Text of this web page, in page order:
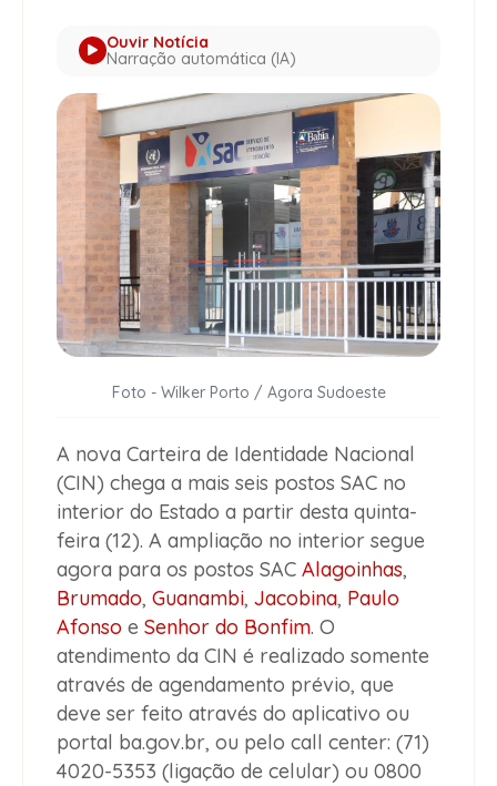
Ouvir Notícia
Narração automática (IA)
Foto - Wilker Porto / Agora Sudoeste
A nova Carteira de Identidade Nacional
(CIN) chega a mais seis postos SAC no
interior do Estado a partir desta quinta-
feira (12). A ampliação no interior segue
agora para os postos SAC Alagoinhas,
Brumado, Guanambi, Jacobina, Paulo
Afonso e Senhor do Bonfim. O
atendimento da CIN é realizado somente
através de agendamento prévio, que
deve ser feito através do aplicativo ou
portal ba.gov.br, ou pelo call center: (71)
4020-5353 (ligação de celular) ou 0800